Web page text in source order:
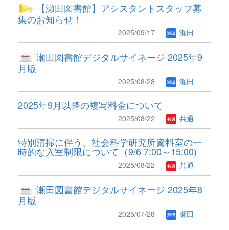
【瀬田図書館】アシスタントスタッフ募
集のお知らせ！
2025/09/17 瀬田
瀬田図書館デジタルサイネージ 2025年9
月版
2025/08/28 瀬田
2025年9月以降の複写料金について
2025/08/22 共通
特別清掃に伴う、社会科学研究所資料室の一
時的な入室制限について（9/6 7:00～15:00)
2025/08/22 共通
瀬田図書館デジタルサイネージ 2025年8
月版
2025/07/28 瀬田